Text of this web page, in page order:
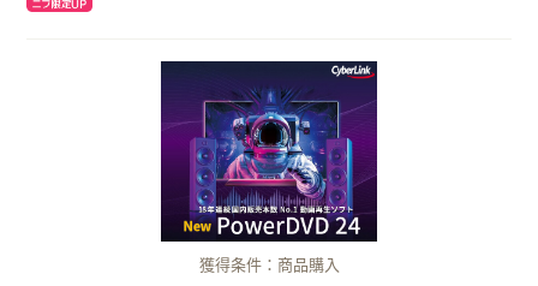
獲得条件：商品購入